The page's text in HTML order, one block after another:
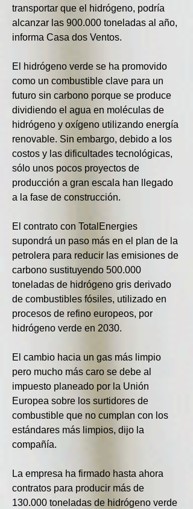
transportar que el hidrógeno, podría
alcanzar las 900.000 toneladas al año,
informa Casa dos Ventos.
El hidrógeno verde se ha promovido
como un combustible clave para un
futuro sin carbono porque se produce
dividiendo el agua en moléculas de
hidrógeno y oxígeno utilizando energía
renovable. Sin embargo, debido a los
costos y las dificultades tecnológicas,
sólo unos pocos proyectos de
producción a gran escala han llegado
a la fase de construcción.
El contrato con TotalEnergies
supondrá un paso más en el plan de la
petrolera para reducir las emisiones de
carbono sustituyendo 500.000
toneladas de hidrógeno gris derivado
de combustibles fósiles, utilizado en
procesos de refino europeos, por
hidrógeno verde en 2030.
El cambio hacia un gas más limpio
pero mucho más caro se debe al
impuesto planeado por la Unión
Europea sobre los surtidores de
combustible que no cumplan con los
estándares más limpios, dijo la
compañía.
La empresa ha firmado hasta ahora
contratos para producir más de
130.000 toneladas de hidrógeno verde